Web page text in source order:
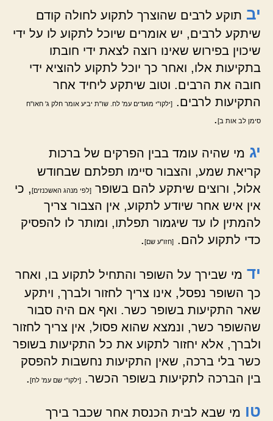
יב תוקע לרבים שהוצרך לתקוע לחולה קודם
שיתקע לרבים, יש אומרים שיוכל לתקוע לו על ידי
שיכוין בפירוש שאינו רוצה לצאת ידי חובתו
בתקיעות אלו, ואחר כך יוכל לתקוע להוציא ידי
חובה את הרבים. וטוב שיתקע ליחיד אחר
התקיעות לרבים. [ילקו"י מועדים עמ' לח. שו"ת יביע אומר חלק ג' חאו"ח
סימן לב אות ב].
יג מי שהיה עומד בבין הפרקים של ברכות
קריאת שמע, והצבור סיימו תפלתם שבחודש
אלול, ורוצים שיתקע להם בשופר [לפי מנהג האשכנזים], כי
אין איש אחר שיודע לתקוע, אין הצבור צריך
להמתין לו עד שיגמור תפלתו, ומותר לו להפסיק
כדי לתקוע להם. [חזו"ע שם].
יד מי שבירך על השופר והתחיל לתקוע בו, ואחר
כך השופר נפסל, אינו צריך לחזור ולברך, ויתקע
שאר התקיעות בשופר כשר. ואף אם היה סבור
שהשופר כשר, ונמצא שהוא פסול, אין צריך לחזור
ולברך, אלא יחזור לתקוע את כל התקיעות בשופר
כשר בלי ברכה, שאין התקיעות נחשבות להפסק
בין הברכה לתקיעות בשופר הכשר. [ילקו"י שם עמ' לח].
טו מי שבא לבית הכנסת אחר שכבר בירך